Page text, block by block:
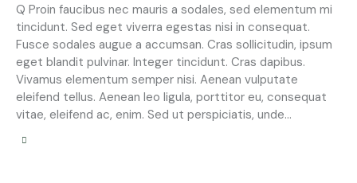
Q Proin faucibus nec mauris a sodales, sed elementum mi
tincidunt. Sed eget viverra egestas nisi in consequat.
Fusce sodales augue a accumsan. Cras sollicitudin, ipsum
eget blandit pulvinar. Integer tincidunt. Cras dapibus.
Vivamus elementum semper nisi. Aenean vulputate
eleifend tellus. Aenean leo ligula, porttitor eu, consequat
vitae, eleifend ac, enim. Sed ut perspiciatis, unde…